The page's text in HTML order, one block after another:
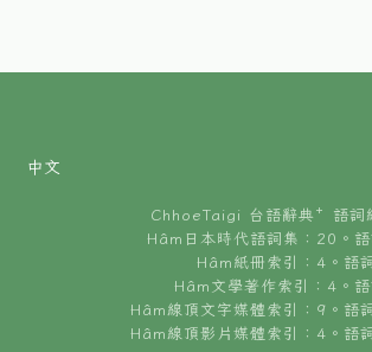
中文
ChhoeTaigi 台語辭典⁺ 語詞
Hâm日本時代語詞集：20。
Hâm紙冊索引：4。語
Hâm文學著作索引：4。
Hâm線頂文字媒體索引：9。語
Hâm線頂影片媒體索引：4。語